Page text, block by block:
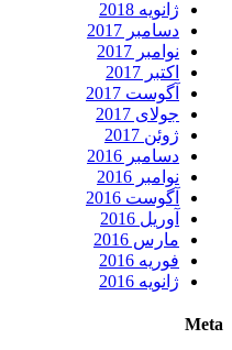
ژانویه 2018
دسامبر 2017
نوامبر 2017
اکتبر 2017
آگوست 2017
جولای 2017
ژوئن 2017
دسامبر 2016
نوامبر 2016
آگوست 2016
آوریل 2016
مارس 2016
فوریه 2016
ژانویه 2016
Meta